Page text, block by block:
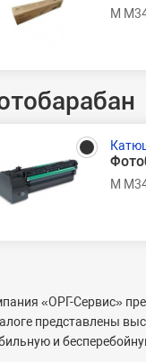
М
М
«ОРГ-Cервис»
представлены
и